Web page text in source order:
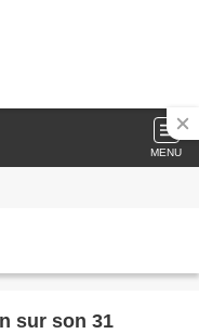
MENU
sur son 31